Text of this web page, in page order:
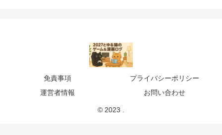
免責事項
プライバシーポリシー
運営者情報
お問い合わせ
© 2023 .